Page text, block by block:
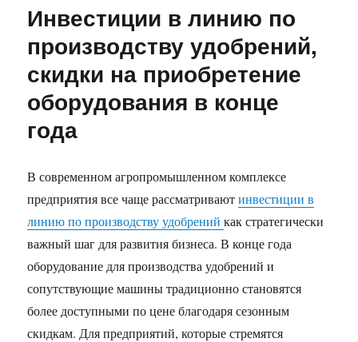
Инвестиции в линию по
производству удобрений,
скидки на приобретение
оборудования в конце
года
В современном агропромышленном комплексе
предприятия все чаще рассматриваютинвестиции в
линию по производству удобренийкак стратегически
важный шаг для развития бизнеса. В конце года
оборудование для производства удобрений и
сопутствующие машины традиционно становятся
более доступными по цене благодаря сезонным
скидкам. Для предприятий, которые стремятся